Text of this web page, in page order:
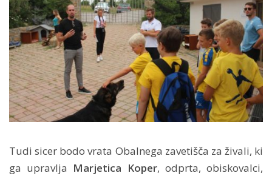
Tudi sicer bodo vrata Obalnega zavetišča za živali, ki
ga upravlja Marjetica Koper, odprta, obiskovalci,